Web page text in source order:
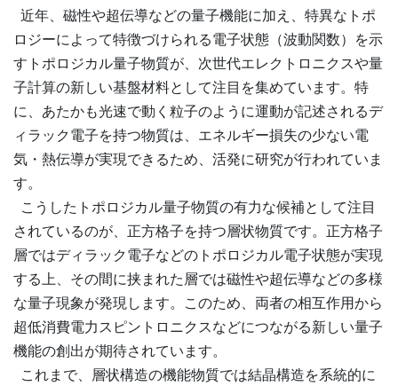
近年、磁性や超伝導などの量子機能に加え、特異なトポ
ロジーによって特徴づけられる電子状態（波動関数）を示
すトポロジカル量子物質が、次世代エレクトロニクスや量
子計算の新しい基盤材料として注目を集めています。特
に、あたかも光速で動く粒子のように運動が記述されるデ
ィラック電子を持つ物質は、エネルギー損失の少ない電
気・熱伝導が実現できるため、活発に研究が行われていま
す。
こうしたトポロジカル量子物質の有力な候補として注目
されているのが、正方格子を持つ層状物質です。正方格子
層ではディラック電子などのトポロジカル電子状態が実現
する上、その間に挟まれた層では磁性や超伝導などの多様
な量子現象が発現します。このため、両者の相互作用から
超低消費電力スピントロニクスなどにつながる新しい量子
機能の創出が期待されています。
これまで、層状構造の機能物質では結晶構造を系統的に